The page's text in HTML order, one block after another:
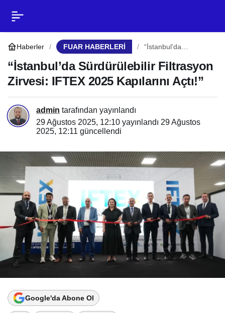
Haberler FUAR HABERLERİ
“İstanbul’da
Filtrasyon Zirvesi:
IFTEX 2025
Kapılarını Açtı!”
“İstanbul’da Sürdürülebilir Filtrasyon
Zirvesi: IFTEX 2025 Kapılarını Açtı!”
admin tarafından yayınlandı
29 Ağustos 2025, 12:10 yayınlandı 29 Ağustos
2025, 12:11 güncellendi
Google'da Abone Ol
“İstanbul’da
Sürdürülebilir Filtrasyon
Zirvesi: IFTEX 2025
Kapılarını Açtı!”